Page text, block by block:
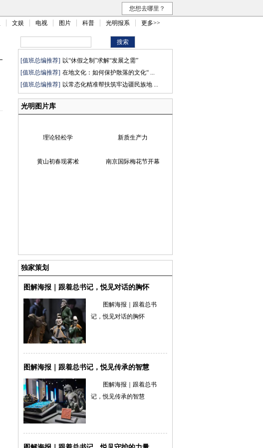
您想去哪里？
文娱 电视 图片 科普 光明报系 更多>>
[值班总编推荐] 以“休假之制”求解“发展之需”
[值班总编推荐] 在地文化：如何保护散落的文化“ ...
[值班总编推荐] 以常态化精准帮扶筑牢边疆民族地 ...
光明图片库
理论轻松学 新质生产力
黄山初春现雾凇 南京国际梅花节开幕
独家策划
图解海报｜跟着总书记，悦见对话的胸怀
图解海报｜跟着总书
记，悦见对话的胸怀
图解海报｜跟着总书记，悦见传承的智慧
图解海报｜跟着总书
记，悦见传承的智慧